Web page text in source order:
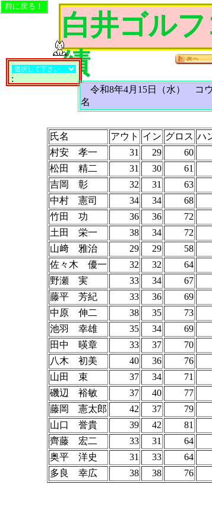
令和8年4月15日（水） コ
名
氏名 アウト イン グロス ハ
村安 孝一
31 29 60
松田 精二
31 30 61
吉岡 彰
32 31 63
中村 憲司
34 34 68
竹田 功
36 36 72
土田 栄一
38 34 72
山﨑 雅治
29 29 58
佐々木 優一
32 32 64
野瀬 実
33 34 67
藤平 芳紀
33 36 69
中原 伸二
38 35 73
池羽 幸雄
35 34 69
田中 暎章
33 37 70
八木 初美
40 36 76
山田 束
37 34 71
磯辺 裕敏
37 40 77
藤岡 憲太郎
42 37 79
山口 誉貴
39 42 81
齊藤 宏二
33 31 64
奥平 洋史
31 33 64
多良 幸広
38 38 76
:
白井ゴル
績